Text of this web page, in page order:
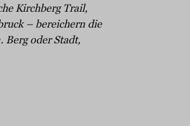
Kirchberg Trail,
– bereichern die
oder Stadt,